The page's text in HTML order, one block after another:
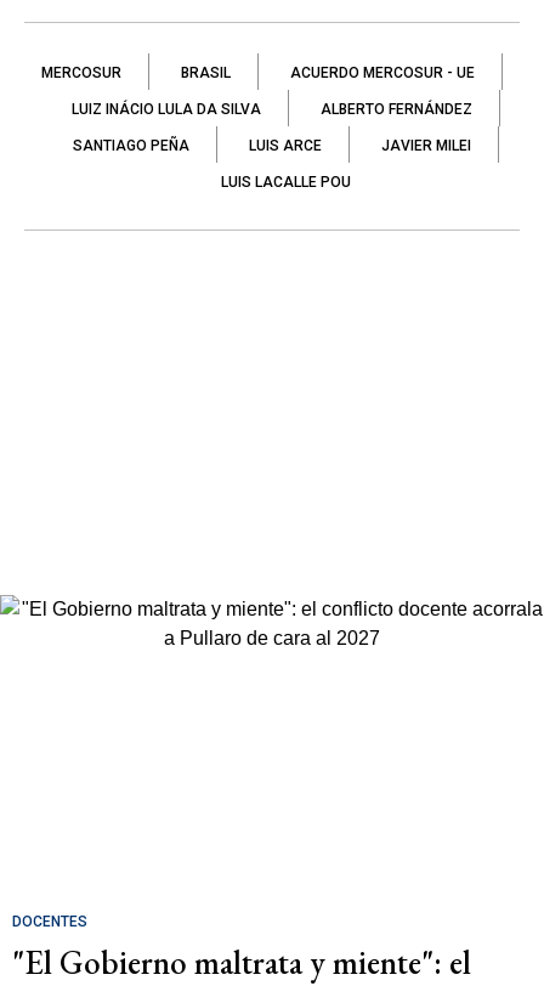
MERCOSUR BRASIL ACUERDO MERCOSUR - UE
LUIZ INÁCIO LULA DA SILVA ALBERTO FERNÁNDEZ
SANTIAGO PEÑA LUIS ARCE JAVIER MILEI
LUIS LACALLE POU
DOCENTES
"El Gobierno maltrata y miente": el